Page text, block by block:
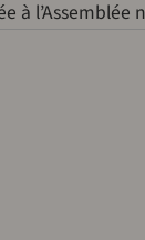
l’Assemblée